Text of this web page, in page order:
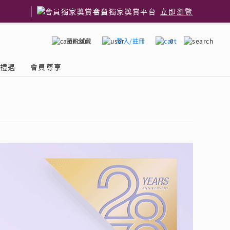
會員獨家獎賞平台 立即瀏覽
預約試戴 登入/註冊 0
遇 會員尊享